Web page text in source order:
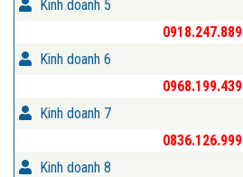
Kinh doanh 5
0918.247.889
Kinh doanh 6
0968.199.439
Kinh doanh 7
0836.126.999
Kinh doanh 8